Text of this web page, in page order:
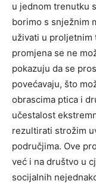
u jednom trenutku
borimo s snježnim
uživati u proljetnim
promjena se ne
pokazuju da se
povećavaju, što
obrascima ptica i
učestalost
rezultirati strožim
područjima. Ove
već i na društvo u
socijalnih